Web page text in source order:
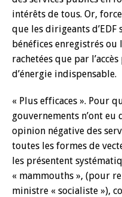
intérêts de tous. Or,
que les dirigeants
bénéfices enregistrés ou
rachetées que par
d’énergie indispensable.
« Plus efficaces ». Pour
gouvernements n’ont eu
opinion négative des
toutes les formes de
les présentent
« mammouths », (pour
ministre « socialiste »),